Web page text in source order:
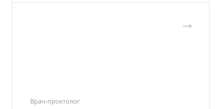
Врач-проктолог